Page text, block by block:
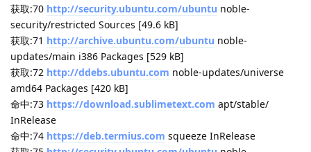
[41.3 kB]
命中:31https://packages.redis.io/deb
获取:32 https://apt.releases.hashicorp.com noble/main
amd64 Packages [203 kB]
获取:33 https://mirrors.tuna.tsinghua.edu.cn/ubuntunoble-
updates/main i386 Packages [529 kB]
忽略:3https://apt.protocol.buffers.ioubuntu InRelease
获取:34https://mirrors.tuna.tsinghua.edu.cn/ubuntu
updates/main Translation-en [282 kB]